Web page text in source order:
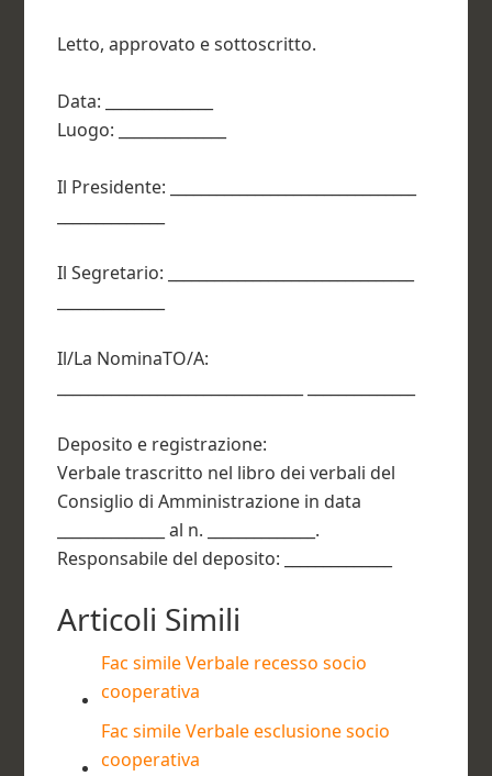
Letto, approvato e sottoscritto.
Data: ______________
Luogo: ______________
Il Presidente: ________________________________
Il Segretario: ________________________________
Il/La NominaTO/A:
Deposito e registrazione:
Verbale trascritto nel libro dei verbali del
Consiglio di Amministrazione in data
______________ al n. ______________.
Responsabile del deposito: ______________
Articoli Simili
Fac simile Verbale recesso socio
cooperativa​
Fac simile Verbale esclusione socio
cooperativa​